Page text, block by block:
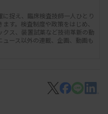
る。TFLXの投与によ
あり、腎障害の原因に
状を踏まえ、同学会は
いが、臨床医に連絡
た、臨床検査技師に対
に捉え、臨床検査技師一人ひとり
す。検査制度や政策をはじめ、
ス、装置試薬など技術革新の動
ース以外の連載、企画、動画も